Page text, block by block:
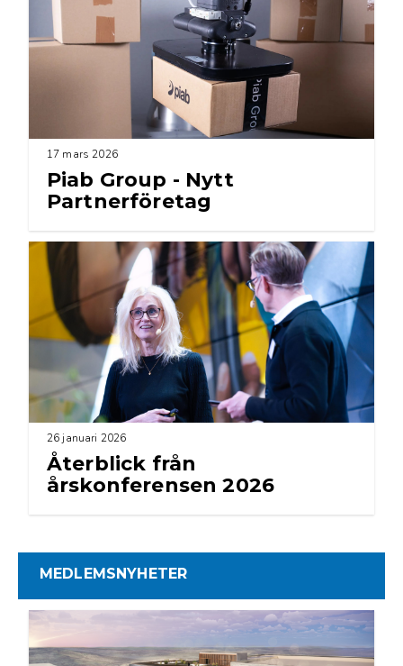
17 mars 2026
Piab Group - Nytt
Partnerföretag
26 januari 2026
Återblick från
årskonferensen 2026
MEDLEMSNYHETER